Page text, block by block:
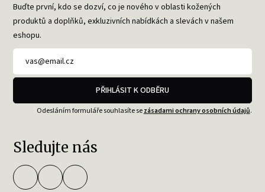
Buďte první, kdo se dozví, co je nového v oblasti kožených
produktů a doplňků, exkluzivních nabídkách a slevách v našem
eshopu.
PŘIHLÁSIT K ODBĚRU
Odesláním formuláře souhlasíte sezásadami ochrany osobních údajů.
Sledujte nás